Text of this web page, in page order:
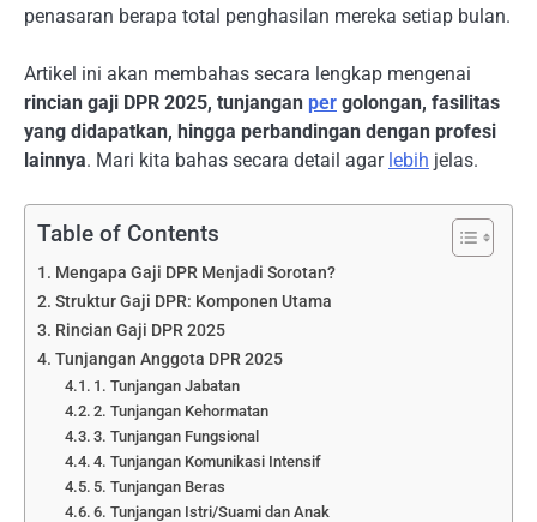
penasaran berapa total penghasilan mereka setiap bulan.
Artikel ini akan membahas secara lengkap mengenai
rincian gaji DPR 2025, tunjangan per golongan, fasilitas
yang didapatkan, hingga perbandingan dengan profesi
lainnya. Mari kita bahas secara detail agar lebih jelas.
Table of Contents
Mengapa Gaji DPR Menjadi Sorotan?
Struktur Gaji DPR: Komponen Utama
Rincian Gaji DPR 2025
Tunjangan Anggota DPR 2025
1. Tunjangan Jabatan
2. Tunjangan Kehormatan
3. Tunjangan Fungsional
4. Tunjangan Komunikasi Intensif
5. Tunjangan Beras
6. Tunjangan Istri/Suami dan Anak